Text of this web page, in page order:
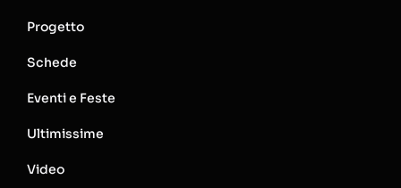
Progetto
Schede
Eventi e Feste
Ultimissime
Video